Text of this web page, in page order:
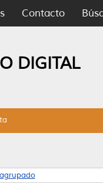
Contacto
DIGITAL